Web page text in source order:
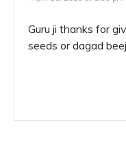
Guru ji thanks for
seeds or dagad